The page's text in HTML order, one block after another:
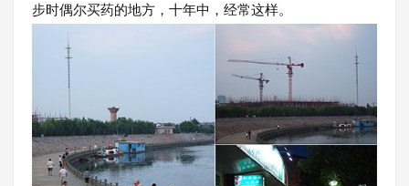
步时偶尔买药的地方，十年中，经常这样。